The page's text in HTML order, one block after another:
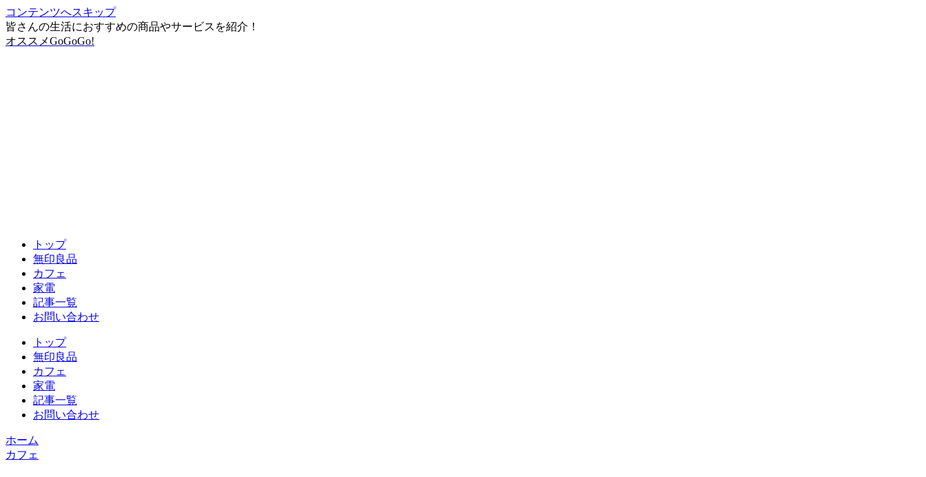
コンテンツへスキップ
皆さんの生活におすすめの商品やサービスを紹介！
オススメGoGoGo!
トップ
無印良品
カフェ
家電
記事一覧
お問い合わせ
トップ
無印良品
カフェ
家電
記事一覧
お問い合わせ
ホーム
カフェ